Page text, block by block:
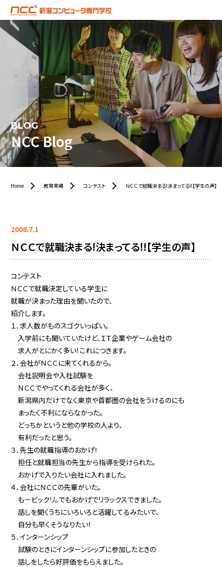
BLOG
NCC Blog
Home 教育実績 コンテスト ＮＣＣで就職決まる!決まってる!!【学生の声】
2008.7.1
ＮＣＣで就職決まる!決まってる!!【学生の声】
コンテスト
ＮＣＣで就職決定している学生に
就職が決まった理由を聞いたので、
紹介します。
１．求人数がものスゴクいっぱい。
入学前にも聞いていたけど、ＩＴ企業やゲーム会社の
求人がとにかく多い！これにつきます。
２．会社がＮＣＣに来てくれるから。
会社説明会や入社試験を
ＮＣＣでやってくれる会社が多く、
新潟県内だけでなく東京や首都圏の会社をうけるのにも
まったく不利にならなかった。
どっちかというと他の学校の人より、
有利だったと思う。
３．先生の就職指導のおかげ！
担任と就職担当の先生から指導を受けられた。
おかげで入りたい会社に入れました。
４．会社にＮＣＣの先輩がいた。
もービックリ。でもおかげでリラックスできました。
話しを聞くうちにいろいろと活躍してるみたいで、
自分も早くそうなりたい！
５．インターンシップ
試験のときにインターンシップに参加したときの
話しをしたら好評価をもらえました。